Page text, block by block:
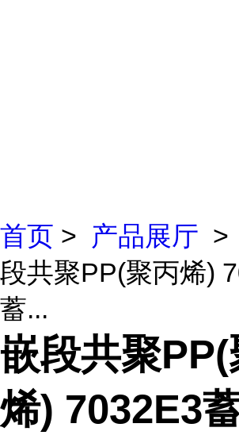
首页 > 产品展厅 >
段共聚PP(聚丙烯)
蓄...
嵌段共聚PP(
烯) 7032E3